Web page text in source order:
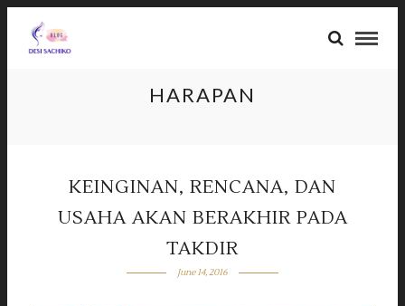
HARAPAN
KEINGINAN, RENCANA, DAN
USAHA AKAN BERAKHIR PADA
TAKDIR
June 14, 2016